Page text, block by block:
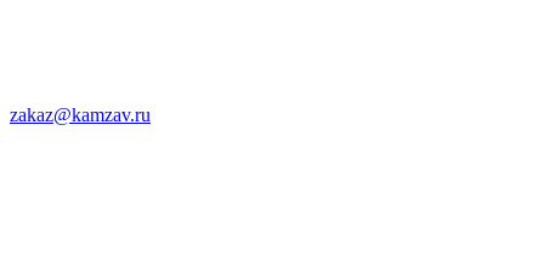
zakaz@kamzav.ru